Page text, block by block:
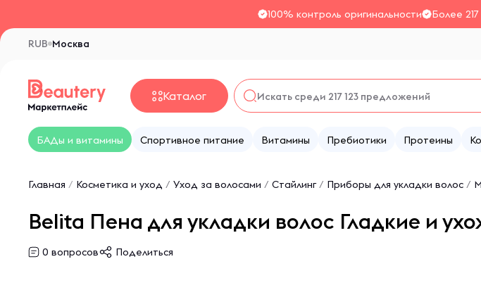
100% контроль оригинальности Более
Москва
RUB
Каталог
БАДы и витамины Спортивное питание Витамины Пребиотики Протеины
Главная / Косметика и уход / Уход за волосами / Стайлинг/ Приборы для укладки волос /
Belita Пена для укладки волос Гладкие и
0 вопросов Поделиться